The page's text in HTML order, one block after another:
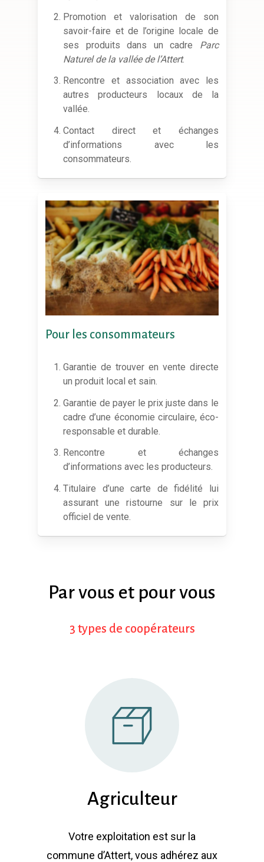
Promotion et valorisation de son
savoir-faire et de l’origine locale de
ses produits dans un cadre Parc
Naturel de la vallée de l’Attert.
Rencontre et association avec les
autres producteurs locaux de la
vallée.
Contact direct et échanges
d’informations avec les
consommateurs.
Pour les consommateurs
Garantie de trouver en vente directe
un produit local et sain.
Garantie de payer le prix juste dans le
cadre d’une économie circulaire, éco-
responsable et durable.
Rencontre et échanges
d’informations avec les producteurs.
Titulaire d’une carte de fidélité lui
assurant une ristourne sur le prix
officiel de vente.
Parvous et pourvous
3 types de coopérateurs
Agriculteur
Votre exploitation est sur la
commune d’Attert, vous adhérez aux